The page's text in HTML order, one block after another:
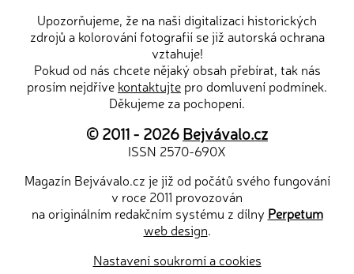
Upozorňujeme, že na naši digitalizaci historických
zdrojů a kolorování fotografií se již autorská ochrana
vztahuje!
Pokud od nás chcete nějaký obsah přebírat, tak nás
prosím nejdříve kontaktujte pro domluvení podmínek.
Děkujeme za pochopení.
© 2011 - 2026Bejvávalo.cz
ISSN 2570-690X
Magazín Bejvávalo.cz je již od počátů svého fungování
v roce 2011 provozován
na originálním redakčním systému z dílny Perpetum
web design.
Nastavení soukromí a cookies